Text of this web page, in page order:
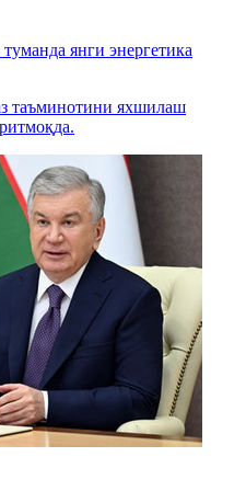
янги энергетика
таъминотини яхшилаш